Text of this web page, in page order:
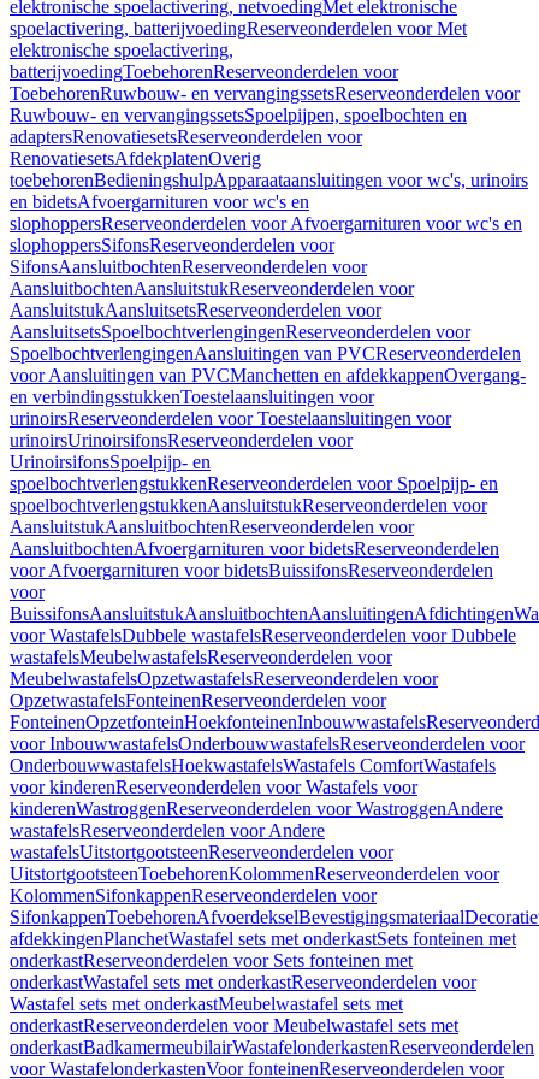
elektronische spoelactivering, netvoedingMet elektronische
spoelactivering, batterijvoedingReserveonderdelen voor Met
elektronische spoelactivering,
batterijvoedingToebehorenReserveonderdelen voor
ToebehorenRuwbouw- en vervangingssetsReserveonderdelen voor
Ruwbouw- en vervangingssetsSpoelpijpen, spoelbochten en
adaptersRenovatiesetsReserveonderdelen voor
RenovatiesetsAfdekplatenOverig
toebehorenBedieningshulpApparaataansluitingen voor wc's, urinoirs
en bidetsAfvoergarnituren voor wc's en
slophoppersReserveonderdelen voor Afvoergarnituren voor wc's en
slophoppersSifonsReserveonderdelen voor
SifonsAansluitbochtenReserveonderdelen voor
AansluitbochtenAansluitstukReserveonderdelen voor
AansluitstukAansluitsetsReserveonderdelen voor
AansluitsetsSpoelbochtverlengingenReserveonderdelen voor
SpoelbochtverlengingenAansluitingen van PVCReserveonderdelen
voor Aansluitingen van PVCManchetten en afdekkappenOvergang-
en verbindingsstukkenToestelaansluitingen voor
urinoirsReserveonderdelen voor Toestelaansluitingen voor
urinoirsUrinoirsifonsReserveonderdelen voor
UrinoirsifonsSpoelpijp- en
spoelbochtverlengstukkenReserveonderdelen voor Spoelpijp- en
spoelbochtverlengstukkenAansluitstukReserveonderdelen voor
AansluitstukAansluitbochtenReserveonderdelen voor
AansluitbochtenAfvoergarnituren voor bidetsReserveonderdelen
voor Afvoergarnituren voor bidetsBuissifonsReserveonderdelen
voor
BuissifonsAansluitstukAansluitbochtenAansluitingenAfdichtingen
voor WastafelsDubbele wastafelsReserveonderdelen voor Dubbele
wastafelsMeubelwastafelsReserveonderdelen voor
MeubelwastafelsOpzetwastafelsReserveonderdelen voor
OpzetwastafelsFonteinenReserveonderdelen voor
FonteinenOpzetfonteinHoekfonteinenInbouwwastafels
voor InbouwwastafelsOnderbouwwastafelsReserveonderdelen voor
OnderbouwwastafelsHoekwastafelsWastafels ComfortWastafels
voor kinderenReserveonderdelen voor Wastafels voor
kinderenWastroggenReserveonderdelen voor WastroggenAndere
wastafelsReserveonderdelen voor Andere
wastafelsUitstortgootsteenReserveonderdelen voor
UitstortgootsteenToebehorenKolommenReserveonderdelen voor
KolommenSifonkappenReserveonderdelen voor
SifonkappenToebehorenAfvoerdekselBevestigingsmateriaal
afdekkingenPlanchetWastafel sets met onderkastSets fonteinen met
onderkastReserveonderdelen voor Sets fonteinen met
onderkastWastafel sets met onderkastReserveonderdelen voor
Wastafel sets met onderkastMeubelwastafel sets met
onderkastReserveonderdelen voor Meubelwastafel sets met
onderkastBadkamermeubilairWastafelonderkastenReserveonderdelen
voor WastafelonderkastenVoor fonteinenReserveonderdelen voor